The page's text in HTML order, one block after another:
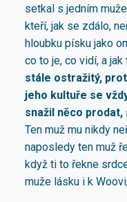
setkal s jedním
kteří, jak se zdálo,
hloubku písku jako
co to je, co vidí, a
stále ostražitý,
jeho kultuře se
snažil něco
Ten muž mu nikdy
naposledy ten muž
když ti to řekne
muže lásku i k